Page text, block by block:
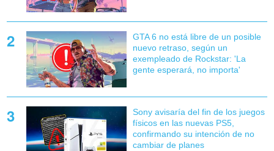
GTA 6 no está libre de un posible
nuevo retraso, según un
exempleado de Rockstar: 'La
gente esperará, no importa'
Sony avisaría del fin de los juegos
físicos en las nuevas PS5,
confirmando su intención de no
cambiar de planes